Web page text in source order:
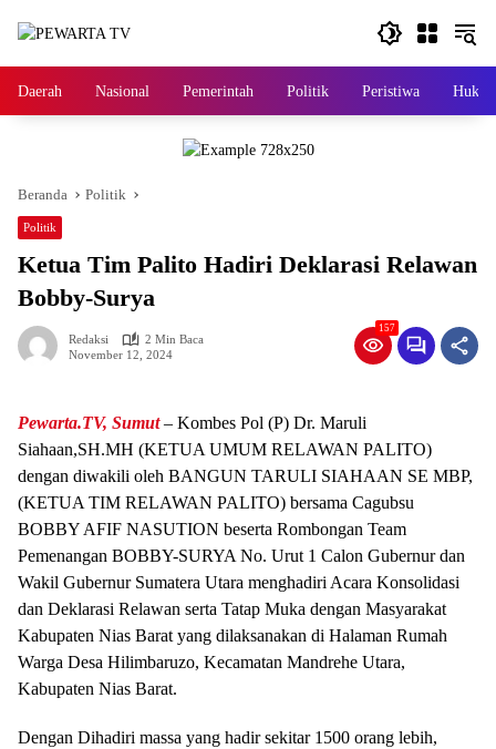
Daerah Nasional Pemerintah Politik Peristiwa
Beranda Politik
Politik
Ketua Tim Palito Hadiri Deklarasi Relawan
Bobby-Surya
Redaksi
2 Min Baca
November 12, 2024
157
Pewarta.TV, Sumut– Kombes Pol (P) Dr. Maruli
Siahaan,SH.MH (KETUA UMUM RELAWAN PALITO)
dengan diwakili oleh BANGUN TARULI SIAHAAN SE MBP,
(KETUA TIM RELAWAN PALITO) bersama Cagubsu
BOBBY AFIF NASUTION beserta Rombongan Team
Pemenangan BOBBY-SURYA No. Urut 1 Calon Gubernur dan
Wakil Gubernur Sumatera Utara menghadiri Acara Konsolidasi
dan Deklarasi Relawan serta Tatap Muka dengan Masyarakat
Kabupaten Nias Barat yang dilaksanakan di Halaman Rumah
Warga Desa Hilimbaruzo, Kecamatan Mandrehe Utara,
Kabupaten Nias Barat.
Dengan Dihadiri massa yang hadir sekitar 1500 orang lebih,